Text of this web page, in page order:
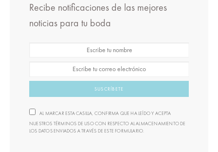
Recibe notificaciones de las mejores
noticias para tu boda
SUSCRÍBETE
AL MARCAR ESTA CASILLA, CONFIRMA QUE HA LEÍDO Y ACEPTA
NUESTROS TÉRMINOS DE USO CON RESPECTO AL ALMACENAMIENTO DE
LOS DATOS ENVIADOS A TRAVÉS DE ESTE FORMULARIO.